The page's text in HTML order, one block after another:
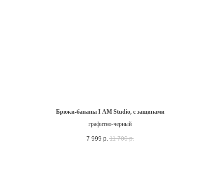
Брюки-бананы I AM Studio, с защипами
графитно-черный
7 999 р. 11 700 р.